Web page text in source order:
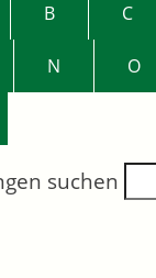
B C
N O
suchen